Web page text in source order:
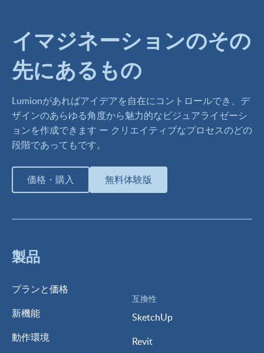
イマジネーションのその
先にあるもの
Lumionがあればアイデアを自在にコントロールでき、デ
ザインのあらゆる角度から魅力的なビジュアライゼーシ
ョンを作成できます ー クリエイティブなプロセスのどの
段階であってもです。
価格・購入 無料体験版
製品
プランと価格
新機能
動作環境
互換性
SketchUp
Revit